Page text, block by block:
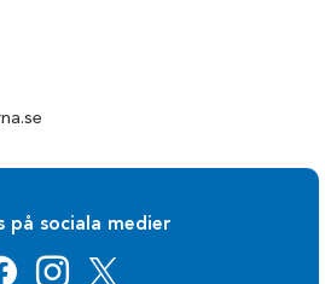
på sociala medier